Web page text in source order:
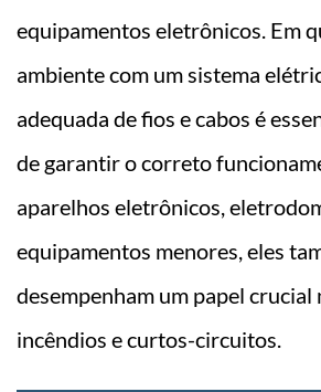
equipamentos eletrônicos. Em
ambiente com um sistema
adequada de fios e cabos é
de garantir o correto
aparelhos eletrônicos,
equipamentos menores, eles
desempenham um papel crucial
incêndios e curtos-circuitos.